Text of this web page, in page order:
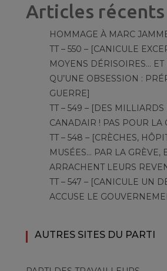
Articles récents
HOMMAGE À MARC
TT – 550 – [CANICULE
MOYENS DÉRISOIRES… ET
QU’UNE OBSESSION :
GUERRE]
TT – 549 – [DES MILLIARDS
CANADAIR ! PAS POUR LA
TT – 548 – [CRÈCHES,
MUSÉES… PAR LA GRÈVE,
ARRACHENT LEURS
TT – 547 – [CANICULE UN
ACCUSE LE
AUTRES SITES DU PARTI